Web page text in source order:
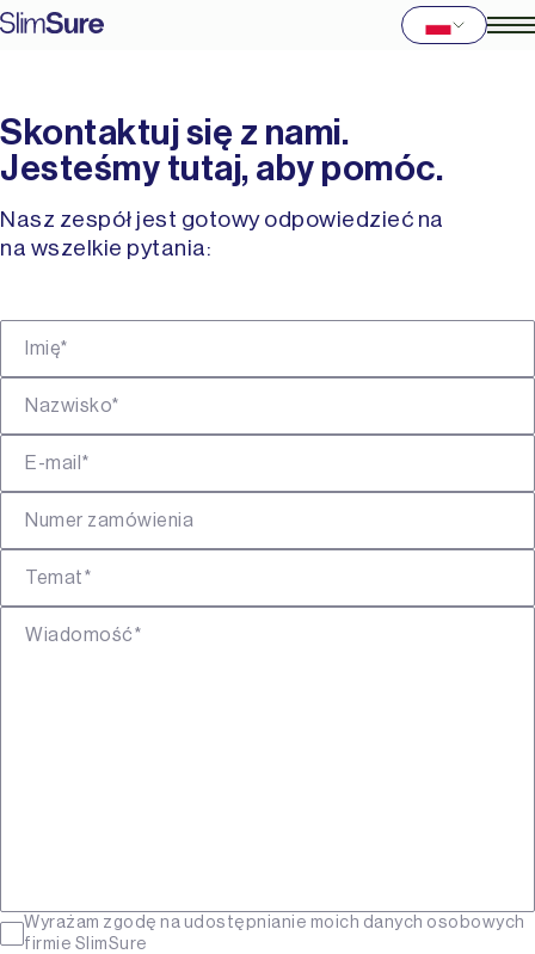
Skontaktuj się z nami.
Jesteśmy tutaj, aby pomóc.
Nasz zespół jest gotowy odpowiedzieć na
na wszelkie pytania:
Imię*
Nazwisko*
E-mail*
Numer zamówienia
Temat*
Wiadomość*
Wyrażam zgodę na udostępnianie moich danych osobowych
firmie SlimSure